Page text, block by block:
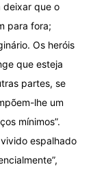
deixar que o
para fora;
Os heróis
que esteja
partes, se
lhe um
mínimos”.
espalhado